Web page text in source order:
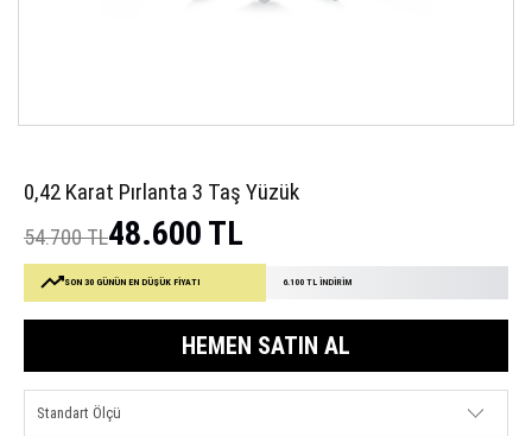
0,42 Karat Pırlanta 3 Taş Yüzük
54.700 TL48.600 TL
SON 30 GÜNÜN EN DÜŞÜK FİYATI 6.100 TL İNDİRİM
HEMEN SATIN AL